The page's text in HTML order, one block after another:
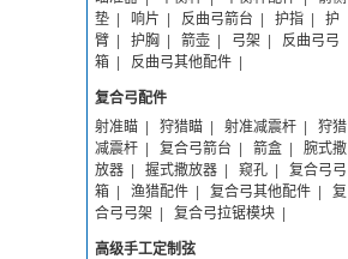
垫
响片 反曲弓箭台 护指
护
臂
护胸 箭壶 弓架
反曲弓弓
箱
反曲弓其他配件
复合弓配件
射准瞄
狩猎瞄 射准减震杆
狩猎
减震杆
复合弓箭台 箭盒
腕式撒
放器
握式撒放器 窥孔
复合弓弓
箱
渔猎配件 复合弓其他配件
复
合弓弓架
复合弓拉锯模块
高级手工定制弦